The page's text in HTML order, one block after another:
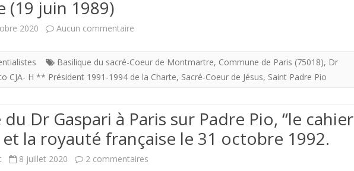
SUR
THEME,
PIO,
LE
CAHIER
Charte
(19 juin 1989)
2020 Aucun commentaire
rédigé
Gaspari
Basilique du sacré-Coeur de Montmartre, Commune de Paris (75018), Dr
CJA- H ** Président 1991-1994 de la Charte, Sacré-Coeur de Jésus, Saint Padre Pio
Dr Gaspari à Paris sur Padre Pio, “le cahier
et la royauté française le 31 octobre 1992.
8 juillet 2020 2 commentaires